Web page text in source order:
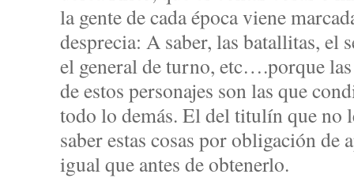
la gente de cada época viene
desprecia: A saber, las batallitas, el
el general de turno, etc….porque las
de estos personajes son las que
todo lo demás. El del titulín que no
saber estas cosas por obligación de
igual que antes de obtenerlo.